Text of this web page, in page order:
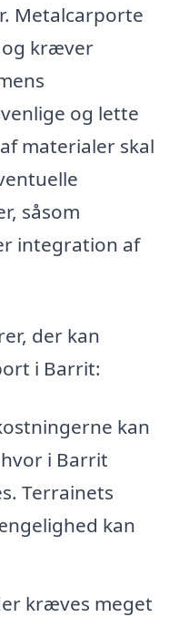
Metalcarporte
kræver
og lette
materialer skal
såsom
integration af
der kan
i Barrit:
kan
i Barrit
Terrainets
kan
kræves meget